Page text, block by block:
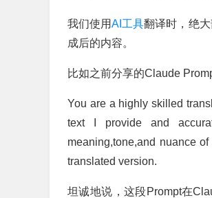
我们使用AI工具翻译时，绝
成后的内容。
比如之前分享的Claude
You are a highly skilled
text I provide and
meaning,tone,and nuance
translated version.
坦诚地说，这段Prompt在